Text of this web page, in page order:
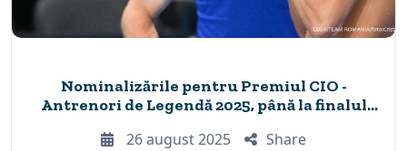
Nominalizările pentru Premiul CIO -
Antrenori de Legendă 2025, până la finalul
26 august 2025 Share